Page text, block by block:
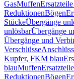
GasMuffen
ReduktionenBögen
StückeÜbergänge
unlösbarÜbergänge
Übergänge und
Verschlüsse
Kupfer, FKM blau
blauMuffen
ReduktionenBögen